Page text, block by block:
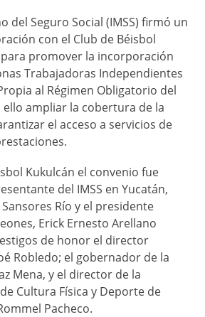
del Seguro Social (IMSS) firmó un
con el Club de Béisbol
para promover la incorporación
Trabajadoras Independientes
al Régimen Obligatorio del
ello ampliar la cobertura de la
el acceso a servicios de
Kukulcán el convenio fue
del IMSS en Yucatán,
Río y el presidente
Erick Ernesto Arellano
de honor el director
Robledo; el gobernador de la
Mena, y el director de la
Cultura Física y Deporte de
Pacheco.